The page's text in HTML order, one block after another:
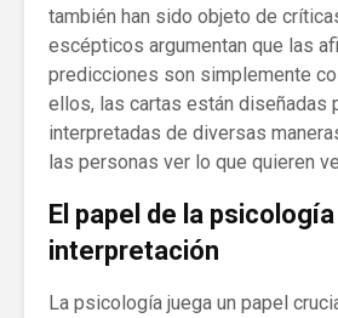
también han sido objeto de
escépticos argumentan que las
predicciones son simplemente
ellos, las cartas están diseñadas
interpretadas de diversas
las personas ver lo que quieren
El papel de la
interpretación
La psicología juega un papel